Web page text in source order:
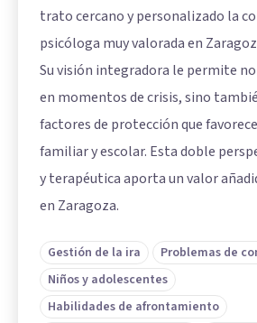
trato cercano y personalizado la
psicóloga muy valorada en
Su visión integradora le permite
en momentos de crisis, sino
factores de protección que
familiar y escolar. Esta doble
y terapéutica aporta un valor
en Zaragoza.
Gestión de la ira
Problemas de
Niños y adolescentes
Habilidades de afrontamiento